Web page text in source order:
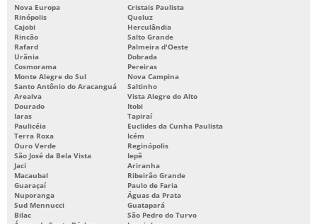
Nova Europa
Cristais Paulista
Rinópolis
Queluz
Cajobi
Herculândia
Rincão
Salto Grande
Rafard
Palmeira d'Oeste
Urânia
Dobrada
Cosmorama
Pereiras
Monte Alegre do Sul
Nova Campina
Santo Antônio do Aracanguá
Saltinho
Arealva
Vista Alegre do Alto
Dourado
Itobi
Iaras
Tapiraí
Paulicéia
Euclides da Cunha Paulista
Terra Roxa
Icém
Ouro Verde
Reginópolis
São José da Bela Vista
Iepê
Jaci
Ariranha
Macaubal
Ribeirão Grande
Guaraçaí
Paulo de Faria
Nuporanga
Águas da Prata
Sud Mennucci
Guatapará
Bilac
São Pedro do Turvo